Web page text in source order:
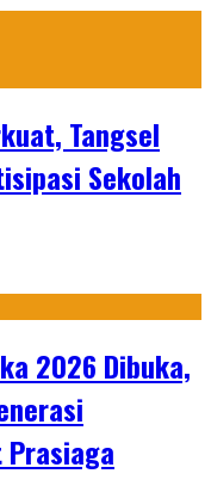
Tangsel
Sekolah
2026 Dibuka,